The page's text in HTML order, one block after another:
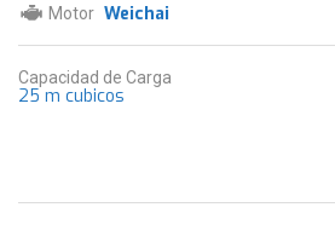
Motor Weichai
Capacidad de Carga
25 m cubicos